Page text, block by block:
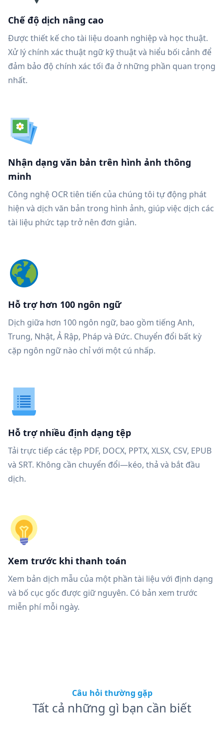
Chế độ dịch nâng cao
Được thiết kế cho tài liệu doanh nghiệp và học thuật.
Xử lý chính xác thuật ngữ kỹ thuật và hiểu bối cảnh để
đảm bảo độ chính xác tối đa ở những phần quan trọng
nhất.
Nhận dạng văn bản trên hình ảnh thông
minh
Công nghệ OCR tiên tiến của chúng tôi tự động phát
hiện và dịch văn bản trong hình ảnh, giúp việc dịch các
tài liệu phức tạp trở nên đơn giản.
Hỗ trợ hơn 100 ngôn ngữ
Dịch giữa hơn 100 ngôn ngữ, bao gồm tiếng Anh,
Trung, Nhật, Ả Rập, Pháp và Đức. Chuyển đổi bất kỳ
cặp ngôn ngữ nào chỉ với một cú nhấp.
Hỗ trợ nhiều định dạng tệp
Tải trực tiếp các tệp PDF, DOCX, PPTX, XLSX, CSV, EPUB
và SRT. Không cần chuyển đổi—kéo, thả và bắt đầu
dịch.
Xem trước khi thanh toán
Xem bản dịch mẫu của một phần tài liệu với định dạng
và bố cục gốc được giữ nguyên. Có bản xem trước
miễn phí mỗi ngày.
Câu hỏi thường gặp
Tất cả những gì bạn cần biết